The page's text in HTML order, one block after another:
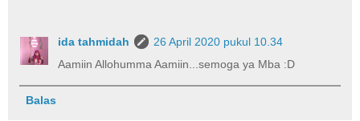
ida tahmidah
26 April 2020 pukul 10.34
Aamiin Allohumma Aamiin...semoga ya Mba :D
Balas